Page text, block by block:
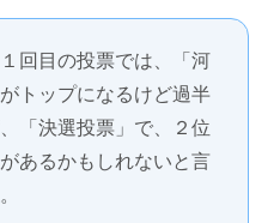
回目の投票では、「河
トップになるけど過半
「決選投票」で、２位
あるかもしれないと言